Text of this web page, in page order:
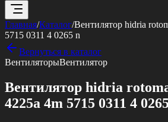
Главная/Каталог/Вентилятор hidria
5715 0311 4 0265 n
Вернуться в каталог
ВентиляторыВентилятор
Вентилятор hidria
4225a 4m 5715 0311 4